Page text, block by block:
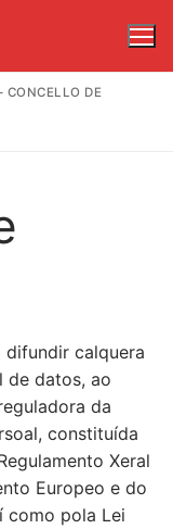
CONCELLO DE
difundir calquera
de datos, ao
da
constituída
Xeral
Europeo e do
como pola Lei